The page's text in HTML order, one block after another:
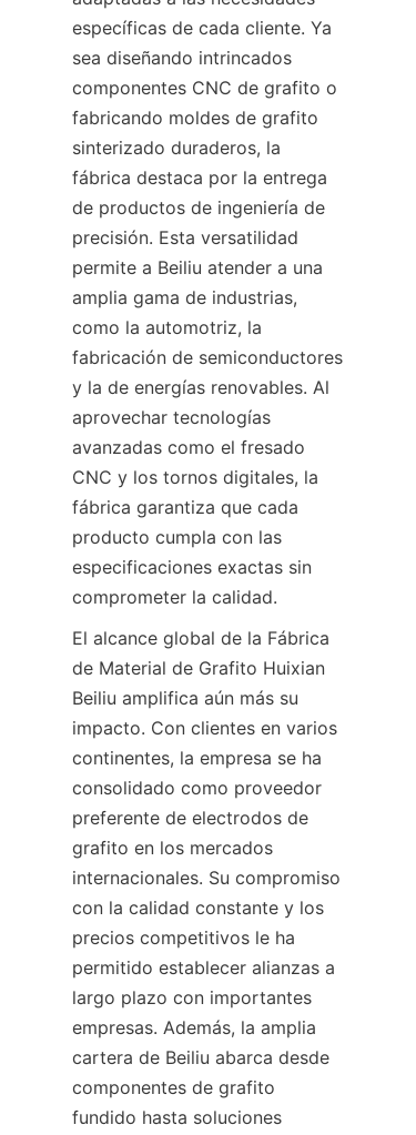
específicas de cada cliente. Ya
sea diseñando intrincados
componentes CNC de grafito o
fabricando moldes de grafito
sinterizado duraderos, la
fábrica destaca por la entrega
de productos de ingeniería de
precisión. Esta versatilidad
permite a Beiliu atender a una
amplia gama de industrias,
como la automotriz, la
fabricación de semiconductores
y la de energías renovables. Al
aprovechar tecnologías
avanzadas como el fresado
CNC y los tornos digitales, la
fábrica garantiza que cada
producto cumpla con las
especificaciones exactas sin
comprometer la calidad.
El alcance global de la Fábrica
de Material de Grafito Huixian
Beiliu amplifica aún más su
impacto. Con clientes en varios
continentes, la empresa se ha
consolidado como proveedor
preferente de electrodos de
grafito en los mercados
internacionales. Su compromiso
con la calidad constante y los
precios competitivos le ha
permitido establecer alianzas a
largo plazo con importantes
empresas. Además, la amplia
cartera de Beiliu abarca desde
componentes de grafito
fundido hasta soluciones